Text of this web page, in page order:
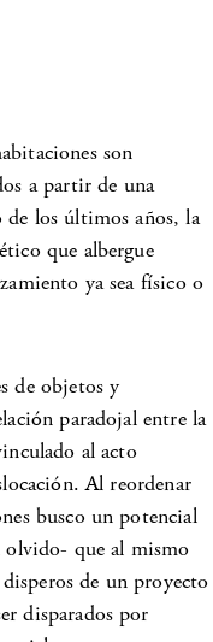
son
a partir de una
los últimos años, la
que albergue
ya sea físico o
de objetos y
paradojal entre la
al acto
Al reordenar
busco un potencial
olvido- que al mismo
de un proyecto
disparados por